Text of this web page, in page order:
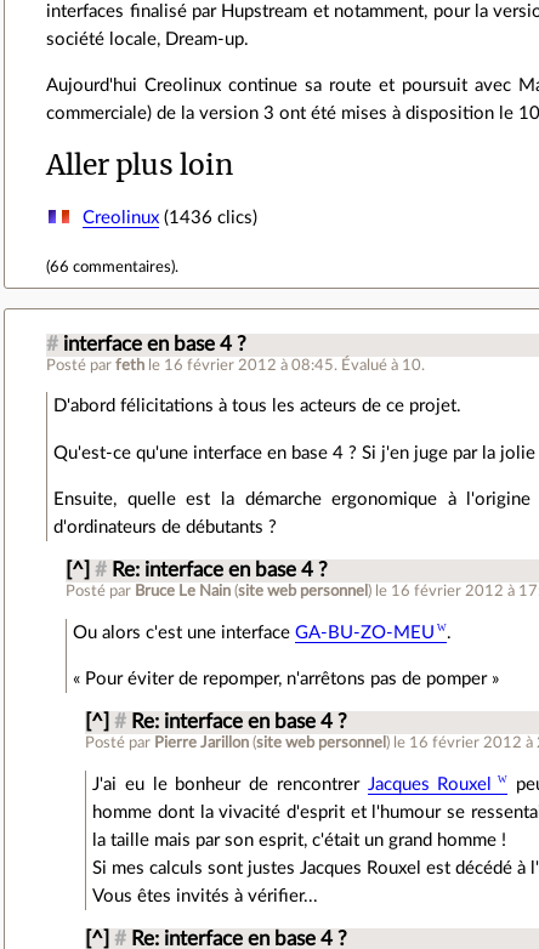
interfaces finalisé par Hupstream et notamment, pour la
société locale, Dream-up.
Aujourd'hui Creolinux continue sa route et poursuit avec
commerciale) de la version 3 ont été mises à disposition le
Aller plus loin
Creolinux(1436 clics)
(66 commentaires).
# interface en base 4 ?
Posté parfeth le 16 février 2012 à 08:45. Évalué à 10.
D'abord félicitations à tous les acteurs de ce projet.
Qu'est-ce qu'une interface en base 4 ? Si j'en juge par la
Ensuite, quelle est la démarche ergonomique à
d'ordinateurs de débutants ?
[^] # Re: interface en base 4 ?
Posté par Bruce Le Nain (site web personnel ) le 16 février 2012 à
Ou alors c'est une interfaceGA-BU-ZO-MEU .
« Pour éviter de repomper, n'arrêtons pas de pomper »
[^] # Re: interface en base 4 ?
Posté par Pierre Jarillon (site web personnel ) le 16 février 2012 à
J'ai eu le bonheur de rencontrer Jacques Rouxel
homme dont la vivacité d'esprit et l'humour se
la taille mais par son esprit, c'était un grand homme !
Si mes calculs sont justes Jacques Rouxel est décédé à
Vous êtes invités à vérifier...
[^] # Re: interface en base 4 ?